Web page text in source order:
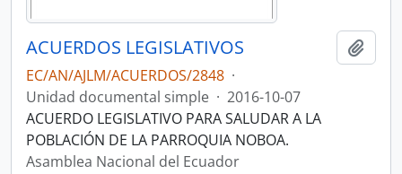
ACUERDOS LEGISLATIVOS
EC/AN/AJLM/ACUERDOS/2848 ·
Unidad documental simple · 2016-10-07
ACUERDO LEGISLATIVO PARA SALUDAR A LA
POBLACIÓN DE LA PARROQUIA NOBOA.
Asamblea Nacional del Ecuador